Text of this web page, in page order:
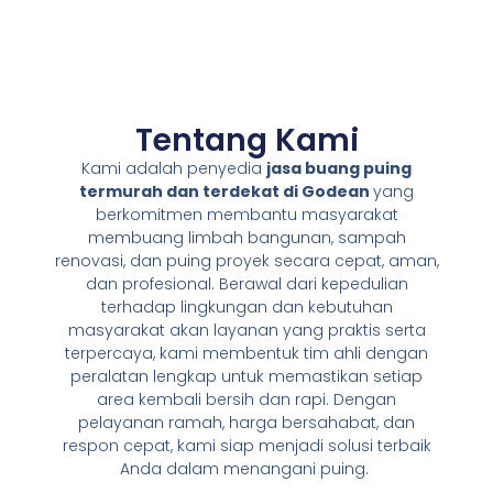
Tentang Kami
Kami adalah penyedia jasa buang puing
termurah dan terdekat di Godean yang
berkomitmen membantu masyarakat
membuang limbah bangunan, sampah
renovasi, dan puing proyek secara cepat, aman,
dan profesional. Berawal dari kepedulian
terhadap lingkungan dan kebutuhan
masyarakat akan layanan yang praktis serta
terpercaya, kami membentuk tim ahli dengan
peralatan lengkap untuk memastikan setiap
area kembali bersih dan rapi. Dengan
pelayanan ramah, harga bersahabat, dan
respon cepat, kami siap menjadi solusi terbaik
Anda dalam menangani puing.